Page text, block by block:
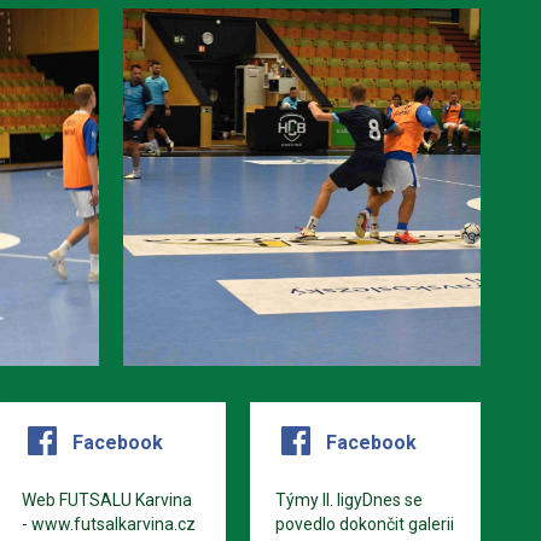
Facebook
Web FUTSALU Karvina
- www.futsalkarvina.cz
Facebook
Týmy II. ligyDnes se
povedlo dokončit galerii